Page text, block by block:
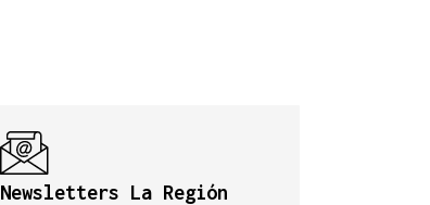
Newsletters La Región